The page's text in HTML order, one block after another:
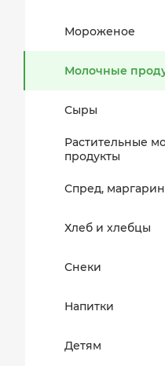
Мороженое
Молочные
Сыры
Растительные
продукты
Спред, маргарин
Хлеб и хлебцы
Снеки
Напитки
Детям